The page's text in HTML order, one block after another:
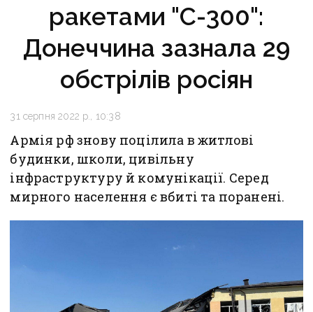
ракетами "С-300":
Донеччина зазнала 29
обстрілів росіян
31 серпня 2022 р., 10:38
Армія рф знову поцілила в житлові
будинки, школи, цивільну
інфраструктуру й комунікації. Серед
мирного населення є вбиті та поранені.